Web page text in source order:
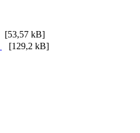
[53,57 kB]
[129,2 kB]